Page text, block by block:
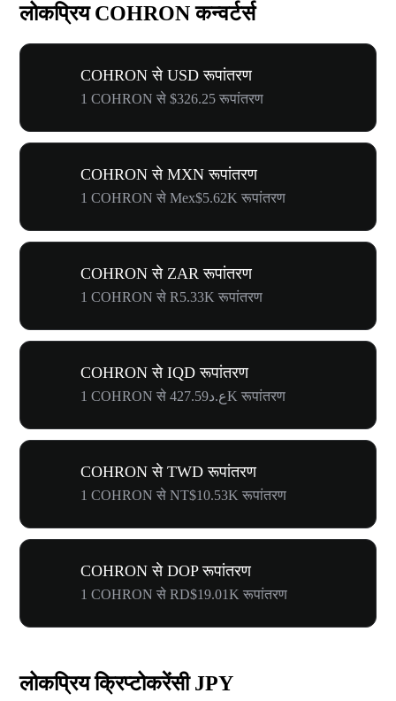
लोकप्रिय COHRON कन्वर्टर्स
COHRON से USD रूपांतरण
1 COHRON से $326.25 रूपांतरण
COHRON से MXN रूपांतरण
1 COHRON से Mex$5.62K रूपांतरण
COHRON से ZAR रूपांतरण
1 COHRON से R5.33K रूपांतरण
COHRON से IQD रूपांतरण
1 COHRON से ع.د427.59K रूपांतरण
COHRON से TWD रूपांतरण
1 COHRON से NT$10.53K रूपांतरण
COHRON से DOP रूपांतरण
1 COHRON से RD$19.01K रूपांतरण
लोकप्रिय क्रिप्टोकरेंसी JPY